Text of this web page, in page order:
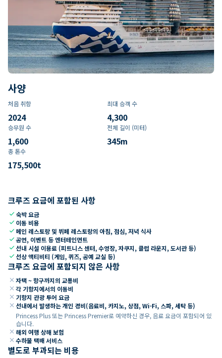
사양
처음 취항
2024
최대 승객 수
4,300
승무원 수
1,600
전체 길이 (미터)
345m
총 톤수
175,500t
크루즈 요금에 포함된 사항
check숙박 요금
check 이동 비용
check 메인 레스토랑 및 뷔페 레스토랑의 아침, 점심, 저녁 식사
check공연, 이벤트 등 엔터테인먼트
check선내 시설 이용료 (피트니스 센터, 수영장, 자쿠지, 클럽 라운지, 도서관 등)
check선상 액티비티 (게임, 퀴즈, 공예 교실 등)
크루즈 요금에 포함되지 않은 사항
close 자택 ~ 항구까지의 교통비
close 각 기항지에서의 이동비
close 기항지 관광 투어 요금
close 선내에서 발생하는 개인 경비(음료비, 카지노, 상점, Wi-Fi, 스파, 세탁 등)
Princess Plus 또는 Princess Premier로 예약하신 경우, 음료 요금이 포함되어 있
습니다.
close 해외 여행 상해 보험
close 수하물 택배 서비스
별도로 부과되는 비용